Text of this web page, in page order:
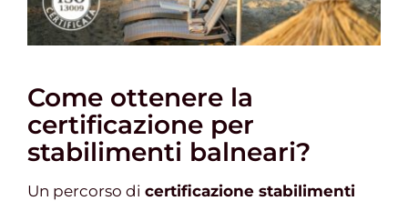
Come ottenere la
certificazione per
stabilimenti balneari?
Un percorso di certificazione stabilimenti